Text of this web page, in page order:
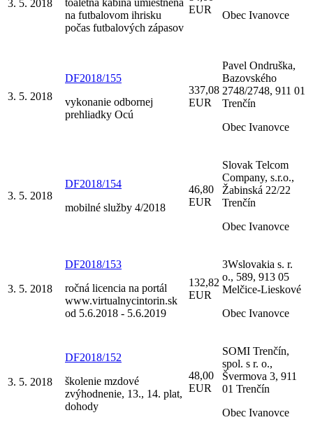
3. 5. 2018
na futbalovom ihrisku
počas futbalových zápasov
EUR
Obec Ivanovce
3. 5. 2018
DF2018/155
vykonanie odbornej
prehliadky Ocú
337,08
EUR
Pavel Ondruška,
Bazovského
2748/2748, 911 01
Trenčín
Obec Ivanovce
3. 5. 2018
DF2018/154
mobilné služby 4/2018
46,80
EUR
Slovak Telcom
Company, s.r.o.,
Žabinská 22/22
Trenčín
Obec Ivanovce
3. 5. 2018
DF2018/153
ročná licencia na portál
www.virtualnycintorin.sk
od 5.6.2018 - 5.6.2019
132,82
EUR
3Wslovakia s. r.
o., 589, 913 05
Melčice-Lieskové
Obec Ivanovce
3. 5. 2018
DF2018/152
školenie mzdové
zvýhodnenie, 13., 14. plat,
dohody
48,00
EUR
SOMI Trenčín,
spol. s r. o.,
Švermova 3, 911
01 Trenčín
Obec Ivanovce